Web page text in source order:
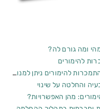
ומה גורם לה?
להימורים
להימורים ניתן למנות
והחלטה ⁢על⁢ שינוי
מהן האפשרויות?